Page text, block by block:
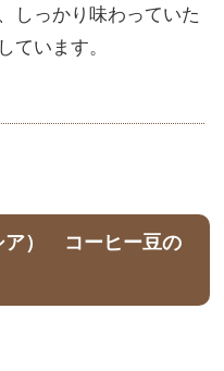
しっかり味わっていた
ています。
ア） コーヒー豆の